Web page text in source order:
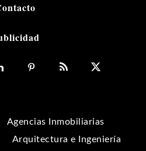
Agencias Inmobiliarias
Arquitectura e Ingeniería